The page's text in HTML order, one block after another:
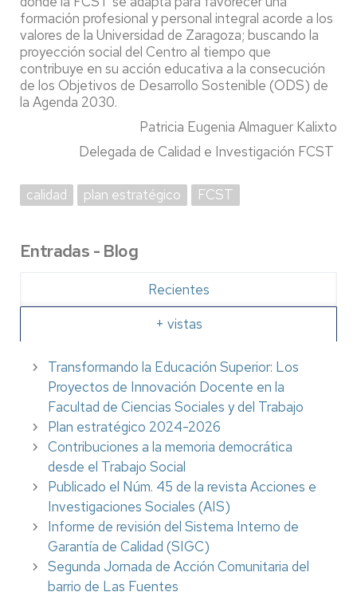
formación profesional y personal integral acorde a los
valores de la Universidad de Zaragoza; buscando la
proyección social del Centro al tiempo que
contribuye en su acción educativa a la consecución
de los Objetivos de Desarrollo Sostenible (ODS) de
la Agenda 2030.
Patricia Eugenia Almaguer Kalixto
Delegada de Calidad e Investigación FCST
calidad plan estratégico FCST
Entradas - Blog
Recientes
+ vistas
Transformando la Educación Superior: Los
Proyectos de Innovación Docente en la
Facultad de Ciencias Sociales y del Trabajo
Plan estratégico 2024-2026
Contribuciones a la memoria democrática
desde el Trabajo Social
Publicado el Núm. 45 de la revista Acciones e
Investigaciones Sociales (AIS)
Informe de revisión del Sistema Interno de
Garantía de Calidad (SIGC)
Segunda Jornada de Acción Comunitaria del
barrio de Las Fuentes